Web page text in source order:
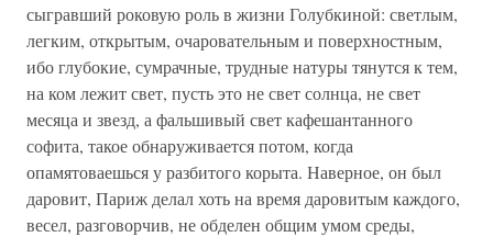
сыгравший роковую роль в жизни Голубкиной: светлым,
легким, открытым, очаровательным и поверхностным,
ибо глубокие, сумрачные, трудные натуры тянутся к тем,
на ком лежит свет, пусть это не свет солнца, не свет
месяца и звезд, а фальшивый свет кафешантанного
софита, такое обнаруживается потом, когда
опамятоваешься у разбитого корыта. Наверное, он был
даровит, Париж делал хоть на время даровитым каждого,
весел, разговорчив, не обделен общим умом среды,